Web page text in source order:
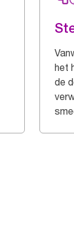
het
de